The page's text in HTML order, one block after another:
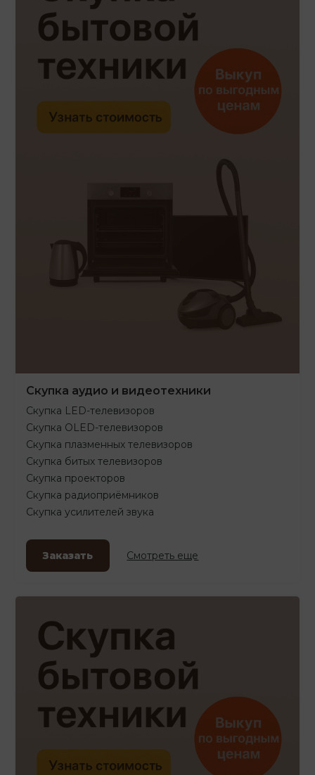
Скупка аудио и видеотехники
Скупка LED-телевизоров
Скупка OLED-телевизоров
Скупка плазменных телевизоров
Скупка битых телевизоров
Скупка проекторов
Скупка радиоприёмников
Скупка усилителей звука
Заказать Смотреть еще